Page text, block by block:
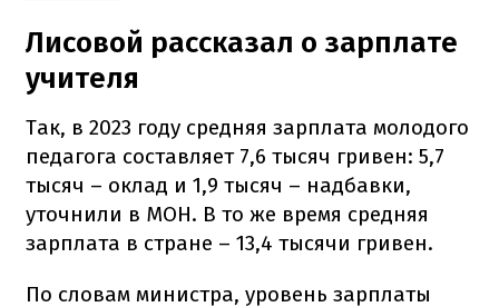
Лисовой рассказал о зарплате
учителя
Так, в 2023 году средняя зарплата молодого
педагога составляет 7,6 тысяч гривен: 5,7
тысяч – оклад и 1,9 тысяч – надбавки,
уточнили в МОН. В то же время средняя
зарплата в стране – 13,4 тысячи гривен.
По словам министра, уровень зарплаты